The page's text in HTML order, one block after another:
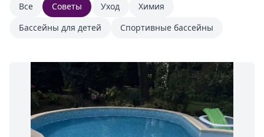
Все Советы Уход
Химия
Бассейны для детей
Спортивные бассейны